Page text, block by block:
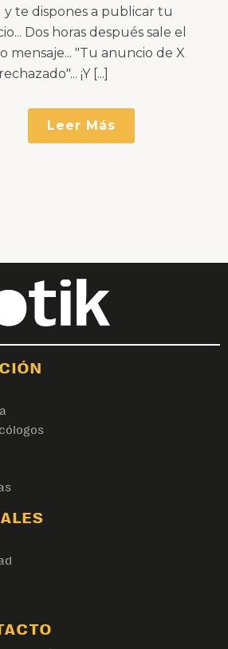
y te dispones a publicar tu
Dos horas después sale el
mensaje... "Tu anuncio de X
¡Y [...]
Leer Más